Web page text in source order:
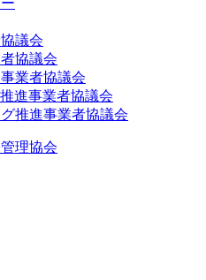
議会
協議会
業者協議会
進事業者協議会
推進事業者協議会